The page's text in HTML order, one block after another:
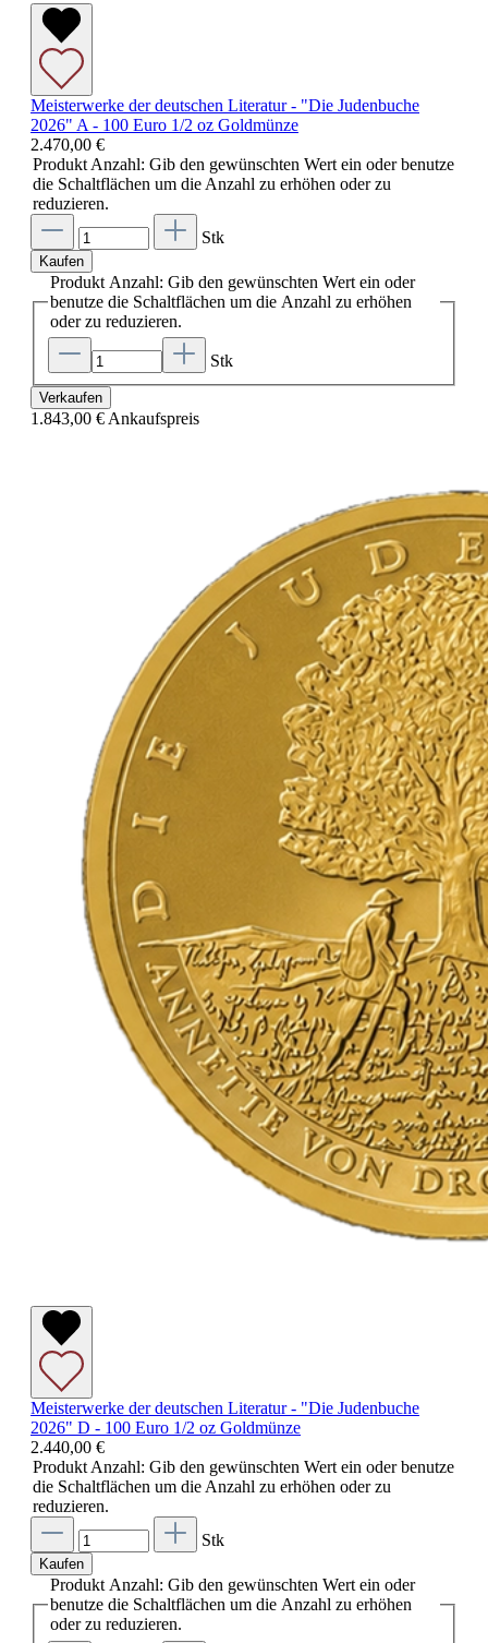
Meisterwerke der deutschen Literatur - "Die Judenbuche
2026" A - 100 Euro 1/2 oz Goldmünze
2.470,00 €
Produkt Anzahl: Gib den gewünschten Wert ein oder benutze
die Schaltflächen um die Anzahl zu erhöhen oder zu
reduzieren.
Stk
Kaufen
Produkt Anzahl: Gib den gewünschten Wert ein oder
benutze die Schaltflächen um die Anzahl zu erhöhen
oder zu reduzieren.
Stk
Verkaufen
1.843,00 € Ankaufspreis
Meisterwerke der deutschen Literatur - "Die Judenbuche
2026" D - 100 Euro 1/2 oz Goldmünze
2.440,00 €
Produkt Anzahl: Gib den gewünschten Wert ein oder benutze
die Schaltflächen um die Anzahl zu erhöhen oder zu
reduzieren.
Stk
Kaufen
Produkt Anzahl: Gib den gewünschten Wert ein oder
benutze die Schaltflächen um die Anzahl zu erhöhen
oder zu reduzieren.